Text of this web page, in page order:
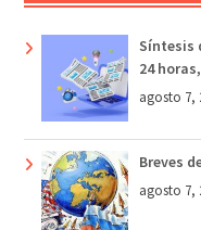
Síntesis
24
agosto 7,
Breves
agosto 7,